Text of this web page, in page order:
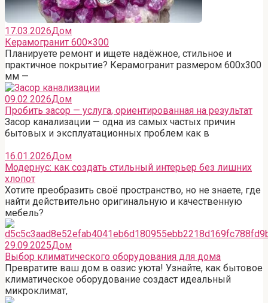
17.03.2026Дом
Керамогранит 600×300
Планируете ремонт и ищете надёжное, стильное и
практичное покрытие? Керамогранит размером 600х300
мм —
09.02.2026Дом
Пробить засор — услуга, ориентированная на результат
Засор канализации — одна из самых частых причин
бытовых и эксплуатационных проблем как в
16.01.2026Дом
Модернус: как создать стильный интерьер без лишних
хлопот
Хотите преобразить своё пространство, но не знаете, где
найти действительно оригинальную и качественную
мебель?
29.09.2025Дом
Выбор климатического оборудования для дома
Превратите ваш дом в оазис уюта! Узнайте, как бытовое
климатическое оборудование создаст идеальный
микроклимат,